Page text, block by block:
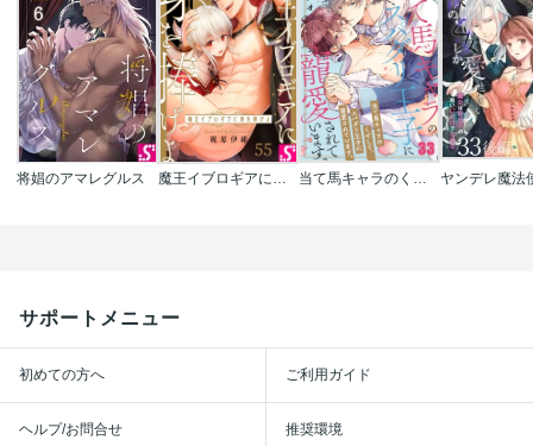
将娼のアマレグルス 魔王イブロギアに身を捧げよ 当て馬キャラのくせして、スパダリ王子に寵愛されています。
サポートメニュー
初めての方へ ご利用ガイド
ヘルプ/お問合せ 推奨環境